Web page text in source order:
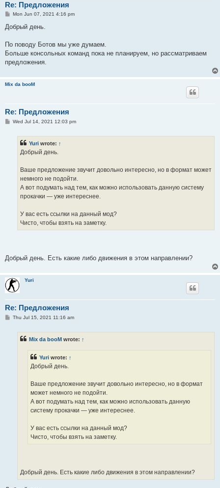
Re: Предложения
P
s
Mon Jun 07, 2021 4:16 pm
Добрый день.
По поводу Ботов мы уже думаем.
Больше консольных команд пока не планируем, но рассматриваем
предложения.
Mix da booM
Re: Предложения
PWed Jul 14, 2021 12:03 pm
Yuri wrote: ↑
Добрый день.
Ваше предложение звучит довольно интересно, но в формат может
немного не подойти.
А вот подумать над тем, как можно использовать данную систему
прокачки — уже интереснее.
У вас есть ссылки на данный мод?
Чисто, чтобы взять на заметку.
Добрый день. Есть какие либо движения в этом направлении?
Yuri
Re: Предложения
PThu Jul 15, 2021 11:16 am
Mix da booM wrote: ↑
Yuri wrote: ↑
Добрый день.
Ваше предложение звучит довольно интересно, но в формат
может немного не подойти.
А вот подумать над тем, как можно использовать данную
систему прокачки — уже интереснее.
У вас есть ссылки на данный мод?
Чисто, чтобы взять на заметку.
Добрый день. Есть какие либо движения в этом направлении?